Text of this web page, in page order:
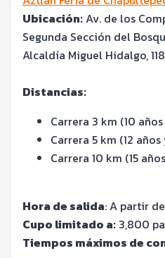
Ubicación:Av. de los
Segunda Sección del
Alcaldía Miguel Hidalgo,
Distancias:
Carrera 3 km (10
Carrera 5 km (12
Carrera 10 km (15
Hora de salida: A partir
Cupo limitado a: 3,800
Tiempos máximos de